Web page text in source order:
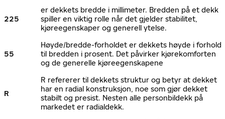
225
er dekkets bredde i millimeter. Bredden på et dekk
spiller en viktig rolle når det gjelder stabilitet,
kjøreegenskaper og generell ytelse.
55
Høyde/bredde-forholdet er dekkets høyde i forhold
til bredden i prosent. Det påvirker kjørekomforten
og de generelle kjøreegenskapene
R
R refererer til dekkets struktur og betyr at dekket
har en radial konstruksjon, noe som gjør dekket
stabilt og presist. Nesten alle personbildekk på
markedet er radialdekk.